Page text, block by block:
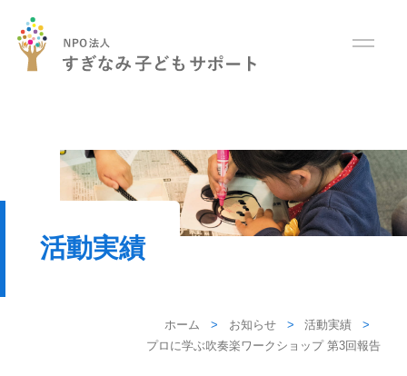
活動実績
ホーム お知らせ
活動実績
プロに学ぶ吹奏楽ワークショップ 第3回報告